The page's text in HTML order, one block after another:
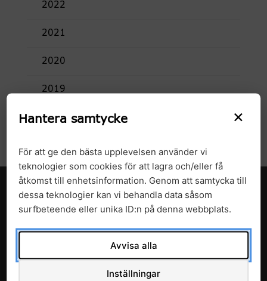
2022
2021
2020
2019
2018
Avdelningen för hälso- och sjukvårdsstyrning
×
Hantera samtycke
För att ge den bästa upplevelsen använder vi
teknologier som cookies för att lagra och/eller få
åtkomst till enhetsinformation. Genom att samtycka till
dessa teknologier kan vi behandla data såsom
surfbeteende eller unika ID:n på denna webbplats.
Avvisa alla
Inställningar